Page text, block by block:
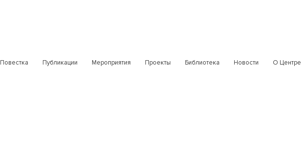
Повестка Публикации Мероприятия Проекты Библиотека Новости О Центре